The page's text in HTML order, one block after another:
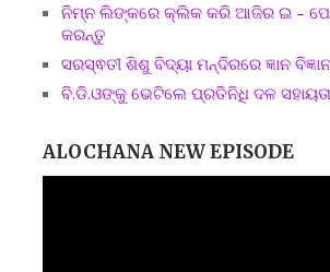
ନିମ୍ନ ଲିଙ୍କରେ କ୍ଲିକ କରି ଆଜିର ଇ –
କରନ୍ତୁ
ସରସ୍ଵତୀ ଶିଶୁ ବିଦ୍ୟା ମନ୍ଦିରରେ ଜ୍ଞାନ
ବି.ଡି.ଓଙ୍କୁ ଭେଟିଲେ ପ୍ରତିନିଧି ଦଳ ସହାୟତା
ALOCHANA NEW EPISODE